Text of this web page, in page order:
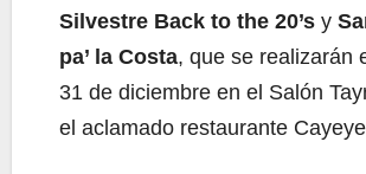
Silvestre Back to the 20’s y
pa’ la Costa, que se realizarán
31 de diciembre en el Salón
el aclamado restaurante